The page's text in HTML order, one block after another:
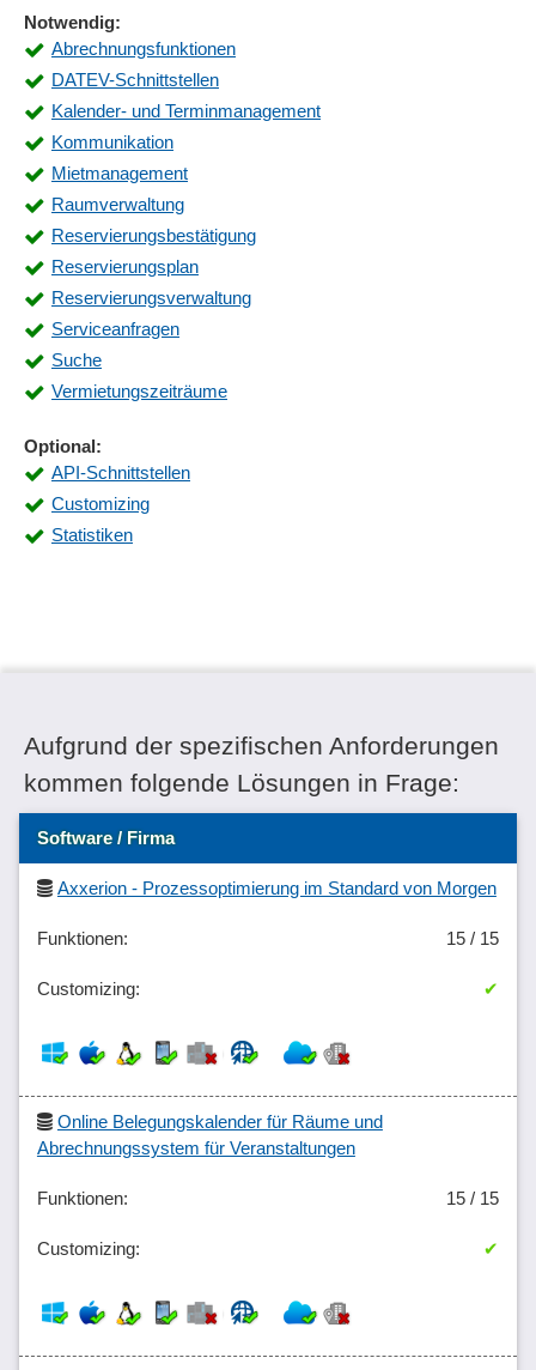
Notwendig:
Abrechnungsfunktionen
DATEV-Schnittstellen
Kalender- und Terminmanagement
Kommunikation
Mietmanagement
Raumverwaltung
Reservierungsbestätigung
Reservierungsplan
Reservierungsverwaltung
Serviceanfragen
Suche
Vermietungszeiträume
Optional:
API-Schnittstellen
Customizing
Statistiken
Aufgrund der spezifischen Anforderungen
kommen folgende Lösungen in Frage:
Software / Firma
Axxerion - Prozessoptimierung im Standard von Morgen
15 / 15
✔
Online Belegungskalender für Räume und
Abrechnungssystem für Veranstaltungen
15 / 15
✔